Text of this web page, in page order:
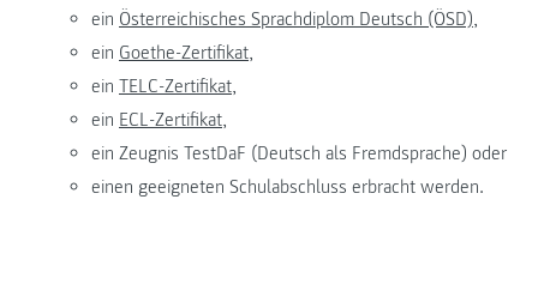
ein Österreichisches Sprachdiplom Deutsch (ÖSD),
ein Goethe-Zertifikat,
ein TELC-Zertifikat,
ein ECL-Zertifikat,
ein Zeugnis TestDaF (Deutsch als Fremdsprache) oder
einen geeigneten Schulabschluss erbracht werden.